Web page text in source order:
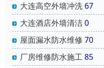
大连高空外墙冲洗 67
大连酒店外墙清洁0
屋面漏水防水维修 70
厂房维修防水施工85